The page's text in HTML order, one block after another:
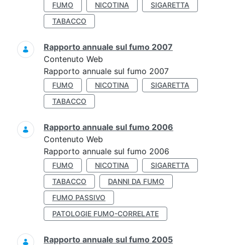
FUMO NICOTINA
SIGARETTA
TABACCO
Rapporto annuale sul fumo 2007
Contenuto Web
Rapporto annuale sul fumo 2007
FUMO NICOTINA
SIGARETTA
TABACCO
Rapporto annuale sul fumo 2006
Contenuto Web
Rapporto annuale sul fumo 2006
FUMO NICOTINA
SIGARETTA
TABACCO
DANNI DA FUMO
FUMO PASSIVO
PATOLOGIE FUMO-CORRELATE
Rapporto annuale sul fumo 2005